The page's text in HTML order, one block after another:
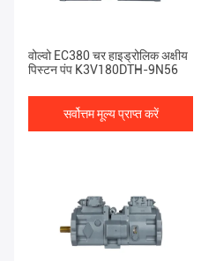
वोल्वो EC380 चर हाइड्रोलिक अक्षीय
पिस्टन पंप K3V180DTH-9N56
सर्वोत्तम मूल्य प्राप्त करें